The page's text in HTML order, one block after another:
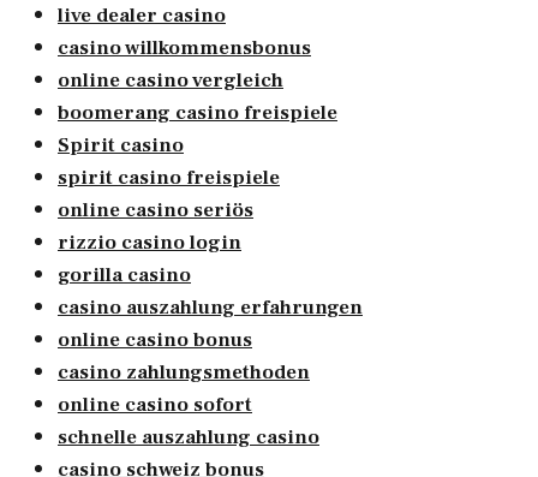
live dealer casino
casino willkommensbonus
online casino vergleich
boomerang casino freispiele
Spirit casino
spirit casino freispiele
online casino seriös
rizzio casino login
gorilla casino
casino auszahlung erfahrungen
online casino bonus
casino zahlungsmethoden
online casino sofort
schnelle auszahlung casino
casino schweiz bonus